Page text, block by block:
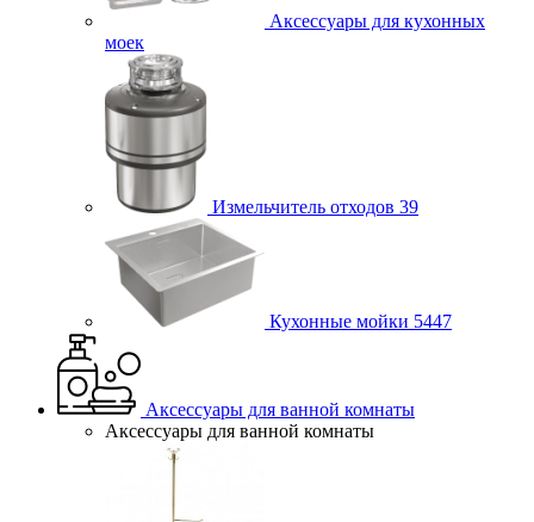
Аксессуары для кухонных
моек
Измельчитель отходов 39
Кухонные мойки 5447
Аксессуары для ванной комнаты
Аксессуары для ванной комнаты